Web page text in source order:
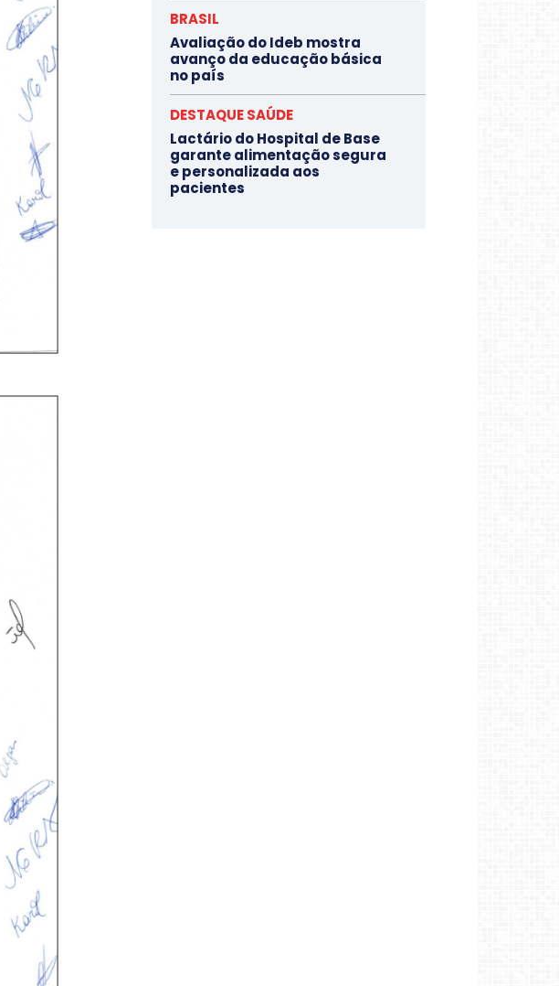
BRASIL
Avaliação do Ideb mostra
avanço da educação básica
no país
DESTAQUE SAÚDE
Lactário do Hospital de Base
garante alimentação segura
e personalizada aos
pacientes